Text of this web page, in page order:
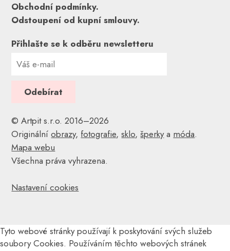
Obchodní podmínky.
Odstoupení od kupní smlouvy.
Přihlašte se k odběru newsletteru
© Artpit s.r.o. 2016–2026
Originálníobrazy, fotografie,sklo,šperkya móda.
Mapa webu
Všechna práva vyhrazena.
Nastavení cookies
Tyto webové stránky používají k poskytování svých služeb
soubory Cookies. Používáním těchto webových stránek